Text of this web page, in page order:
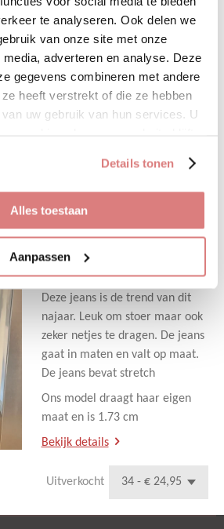
te analyseren. Ook delen we
van onze site met onze
adverteren en analyse. Deze
gegevens combineren met andere
heeft verstrekt of die ze hebben
uw gebruik van hun services. U
Details tonen
Alles toestaan
Aanpassen
• 27% polyester
• 18% polyamide
• 10% lurex
n
e
a
e
l
n
Uitverkocht
Barrel/ Balloon fit
H885-5
€ 24,95 € 39,95
Deze jeans is de trend van dit
najaar. Leuk om stoer maar ook
zeker netjes te dragen. De jeans
gaat in maten en valt op maat.
De jeans bevat stretch
Ons model draagt haar eigen
maat en is 1.73 cm
Bekijk details
Uitverkocht